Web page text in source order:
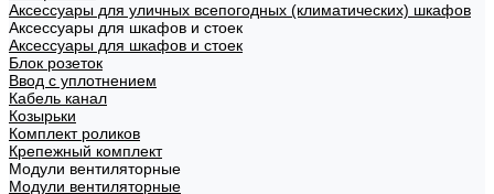
Аксессуары для уличных всепогодных (климатических) шкафов
Аксессуары для шкафов и стоек
Аксессуары для шкафов и стоек
Блок розеток
Ввод с уплотнением
Кабель канал
Козырьки
Комплект роликов
Крепежный комплект
Модули вентиляторные
Модули вентиляторные